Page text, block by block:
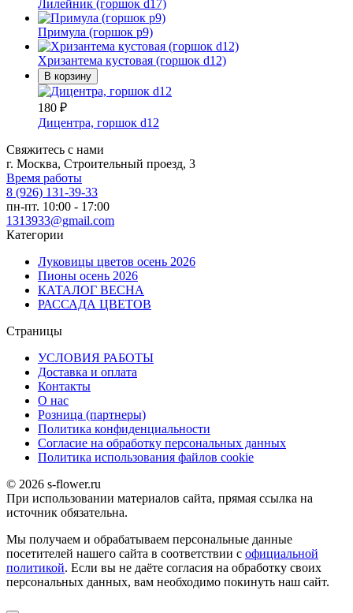
Лилейник (горшок d17)
Примула (горшок p9)
Хризантема кустовая (горшок d12)
В корзину
180 ₽
Дицентра, горшок d12
Свяжитесь с нами
г. Москва, Строительный проезд, 3
Время работы
8 (926) 131-39-33
пн-пт. 10:00 - 17:00
1313933@gmail.com
Категории
Луковицы цветов осень 2026
Пионы осень 2026
КАТАЛОГ ВЕСНА
РАССАДА ЦВЕТОВ
Страницы
УСЛОВИЯ РАБОТЫ
Доставка и оплата
Контакты
О наc
Розница (партнеры)
Политика конфиденциальности
Согласие на обработку персональных данных
Политика использования файлов сookie
© 2026 s-flower.ru
При использовании материалов сайта, прямая ссылка на
источник обязательна.
Мы получаем и обрабатываем персональные данные
посетителей нашего сайта в соответствии с официальной
политикой. Если вы не даёте согласия на обработку своих
персональных данных, вам необходимо покинуть наш сайт.